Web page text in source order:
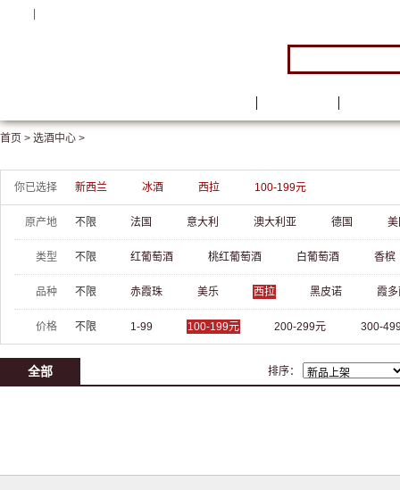
首页 > 选酒中心 >
你已选择 新西兰 冰酒 西拉 100-199元
原产地 不限 法国 意大利 澳大利亚 德国
类型 不限 红葡萄酒 桃红葡萄酒 白葡萄酒 香槟
品种 不限 赤霞珠 美乐 西拉 黑皮诺 霞
价格 不限 1-99 100-199元 200-299元 300-
全部 排序：